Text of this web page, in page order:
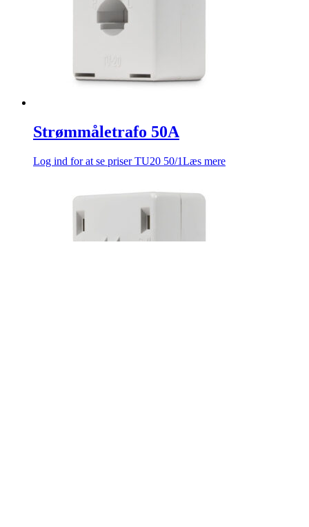
Strømmåletrafo 50A
Log ind for at se priserTU20 50/1Læs mere